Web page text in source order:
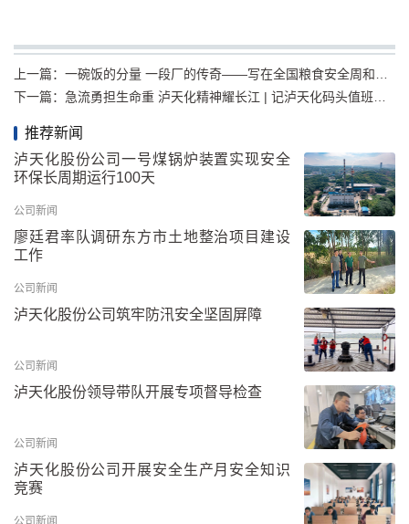
上一篇： 一碗饭的分量 一段厂的传奇​——写在全国粮食安全周和第45个世界粮食日之际​
下一篇： 急流勇担生命重 泸天化精神耀长江 | 记泸天化码头值班人员“双节”假期勇救遇险游泳青年
推荐新闻
泸天化股份公司一号煤锅炉装置实现安全
环保长周期运行100天
公司新闻
廖廷君率队调研东方市土地整治项目建设
工作
公司新闻
泸天化股份公司筑牢防汛安全坚固屏障
公司新闻
泸天化股份领导带队开展专项督导检查
公司新闻
泸天化股份公司开展安全生产月安全知识
竞赛
公司新闻